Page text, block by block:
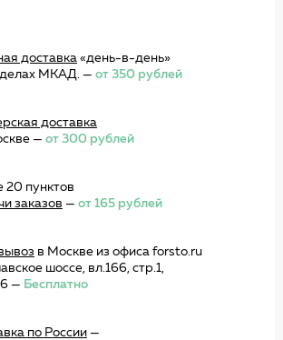
доставка«день-в-день»
МКАД. — от 350 рублей
доставка
— от 300 рублей
20 пунктов
заказов — от 165 рублей
в Москве из офиса forsto.ru
шоссе, вл.166, стр.1,
— Бесплатно
по России—